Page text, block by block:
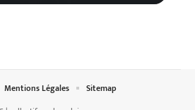
Mentions Légales Sitemap